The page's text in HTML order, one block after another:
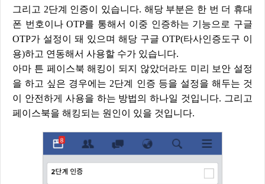
그리고 2단계 인증이 있습니다. 해당 부분은 한 번 더 휴대
폰 번호이나 OTP를 통해서 이중 인증하는 기능으로 구글
OTP가 설정이 돼 있으며 해당 구글 OTP(타사인증도구 이
용)하고 연동해서 사용할 수가 있습니다.
아마 튼 페이스북 해킹이 되지 않았더라도 미리 보안 설정
을 하고 싶은 경우에는 2단계 인증 등을 설정을 해두는 것
이 안전하게 사용을 하는 방법의 하나일 것입니다. 그리고
페이스북을 해킹되는 원인이 있을 것입니다.